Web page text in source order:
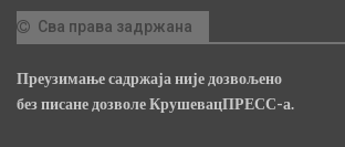
Сва права задржана
Преузимање садржаја није дозвољено
без писане дозволе КрушевацПРЕСС-а.